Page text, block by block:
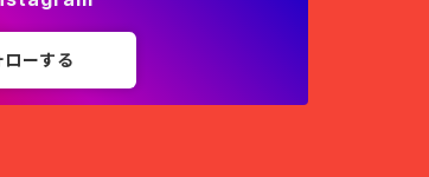
ローする